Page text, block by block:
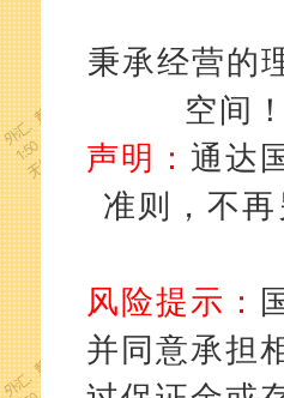
秉承经营的
空间
声明： 通达
准则，不
风险提示：
并同意承担